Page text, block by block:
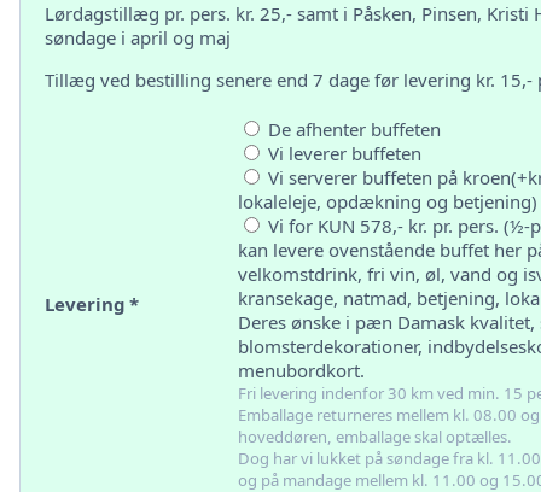
Lørdagstillæg pr. pers. kr. 25,- samt i Påsken, Pinsen, Kristi
søndage i april og maj
Tillæg ved bestilling senere end 7 dage før levering kr. 15,-
Levering *
De afhenter buffeten
Vi leverer buffeten
Vi serverer buffeten på
lokaleleje, opdækning og betjening)
Vi for KUN 578,- kr. pr. pers.
kan levere ovenstående buffet her
velkomstdrink, fri vin, øl, vand og
kransekage, natmad, betjening,
Deres ønske i pæn Damask
blomsterdekorationer,
menubordkort.
Fri levering indenfor 30 km ved min. 15
Emballage returneres mellem kl. 08.00
hoveddøren, emballage skal optælles.
Dog har vi lukket på søndage fra kl.
og på mandage mellem kl. 11.00 og